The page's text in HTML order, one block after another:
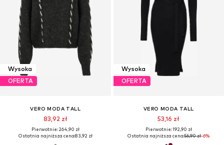
Wysoka
OFERTA
VERO MODA TALL
83,92 zł
Pierwotnie: 264,90 zł
Ostatnia najniższa cena:83,92 zł
Wysoka
OFERTA
VERO MODA TALL
53,16 zł
Pierwotnie: 192,90 zł
Ostatnia najniższa cena:56,90 zł-6%